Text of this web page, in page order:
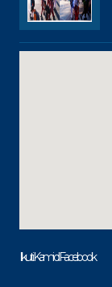
Ikuti Kami di Facebook